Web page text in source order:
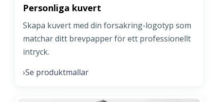
Personliga kuvert
Skapa kuvert med din forsakring-logotyp som
matchar ditt brevpapper för ett professionellt
intryck.
›Se produktmallar